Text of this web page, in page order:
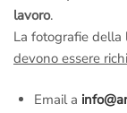
lavoro.
La fotografie della
devono essere
Email a